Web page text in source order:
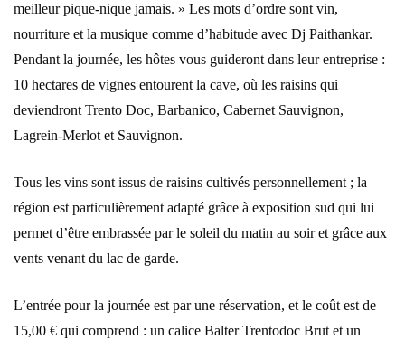
meilleur pique-nique jamais. » Les mots d’ordre sont vin,
nourriture et la musique comme d’habitude avec Dj Paithankar.
Pendant la journée, les hôtes vous guideront dans leur entreprise :
10 hectares de vignes entourent la cave, où les raisins qui
deviendront Trento Doc, Barbanico, Cabernet Sauvignon,
Lagrein-Merlot et Sauvignon.
Tous les vins sont issus de raisins cultivés personnellement ; la
région est particulièrement adapté grâce à exposition sud qui lui
permet d’être embrassée par le soleil du matin au soir et grâce aux
vents venant du lac de garde.
L’entrée pour la journée est par une réservation, et le coût est de
15,00 € qui comprend : un calice Balter Trentodoc Brut et un